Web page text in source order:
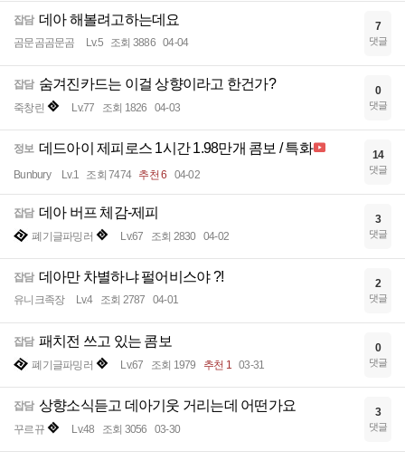
잡담 데아 해볼려고하는데요
곰문곰곰문곰 Lv.5 조회 3886 04-04
7
댓글
잡담 숨겨진카드는 이걸 상향이라고 한건가?
죽창린 Lv.77 조회 1826 04-03
0
댓글
정보 데드아이 제피로스 1시간 1.98만개 콤보 / 특화
Bunbury Lv.1 조회 7474 추천 6 04-02
14
댓글
잡담 데아 버프 체감-제피
폐기글파밍러 Lv.67 조회 2830 04-02
3
댓글
잡담 데아만 차별하냐 펄어비스야 ?!
유니크족장 Lv.4 조회 2787 04-01
2
댓글
잡담 패치전 쓰고 있는 콤보
폐기글파밍러 Lv.67 조회 1979 추천 1 03-31
0
댓글
잡담 상향소식듣고 데아기웃 거리는데 어떤가요
꾸르뀨 Lv.48 조회 3056 03-30
3
댓글